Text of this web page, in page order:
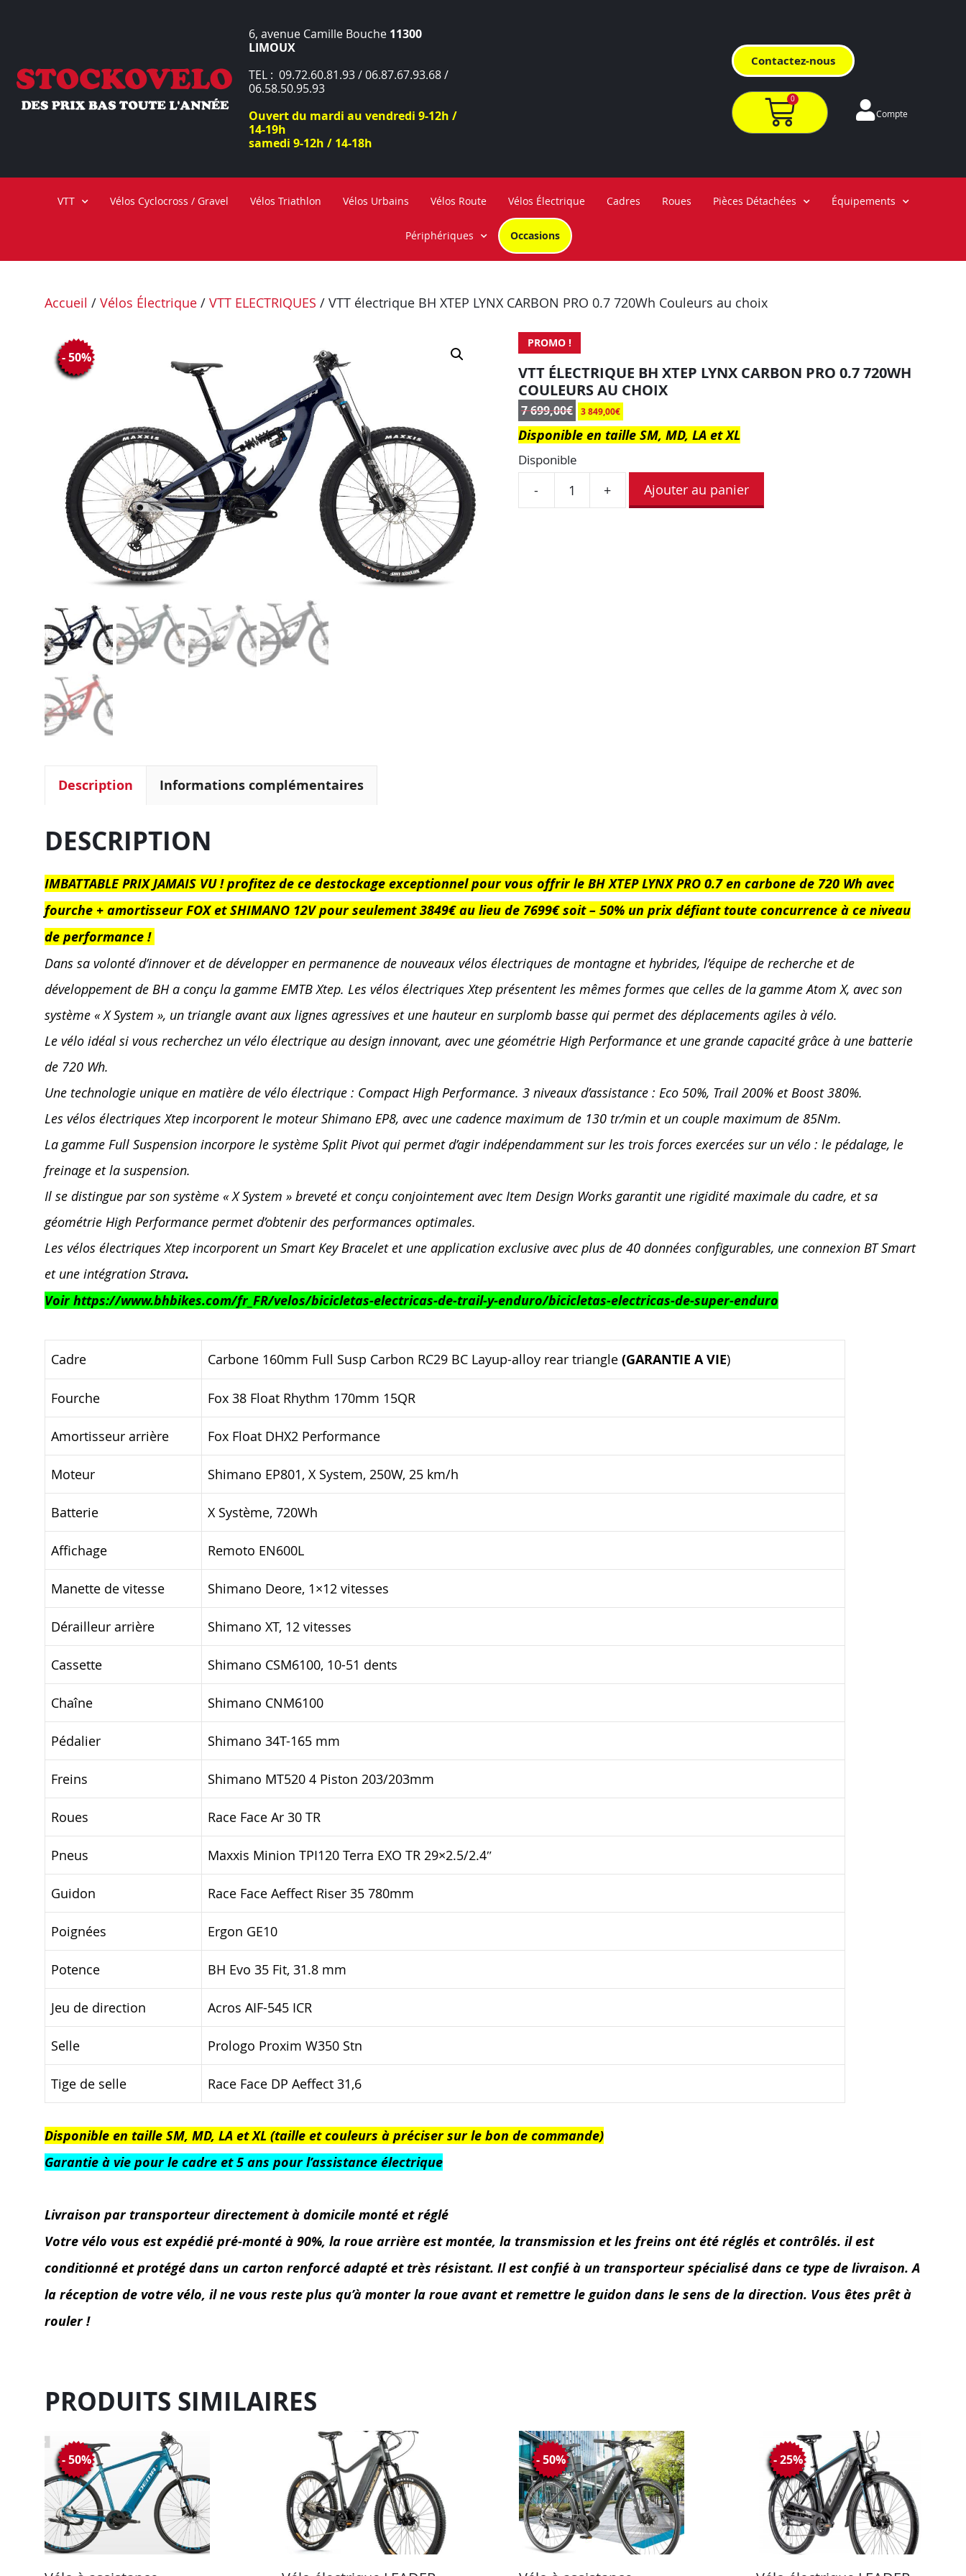
6, avenue Camille Bouche 11300
LIMOUX
TEL : 09.72.60.81.93 / 06.87.67.93.68 /
06.58.50.95.93
Ouvert du mardi au vendredi 9-12h /
14-19h
samedi 9-12h / 14-18h
Contactez-nous
0
Compte
VTT Vélos Cyclocross / Gravel Vélos Triathlon Vélos Urbains Vélos Route Vélos Électrique Cadres Roues Pièces Détachées Équipements
Périphériques Occasions
Accueil / Vélos Électrique / VTT ELECTRIQUES / VTT électrique BH XTEP LYNX CARBON PRO 0.7 720Wh Couleurs au choix
PROMO !
VTT ÉLECTRIQUE BH XTEP LYNX CARBON PRO 0.7 720WH
COULEURS AU CHOIX
7 699,00€ 3 849,00€
- 50%
Disponible en taille SM, MD, LA et XL
Disponible
- + Ajouter au panier
Description Informations complémentaires
DESCRIPTION
IMBATTABLE PRIX JAMAIS VU ! profitez de ce destockage exceptionnel pour vous offrir le BH XTEP LYNX PRO 0.7 en carbone de 720 Wh avec
fourche + amortisseur FOX et SHIMANO 12V pour seulement 3849€ au lieu de 7699€ soit – 50% un prix défiant toute concurrence à ce niveau
de performance !
Dans sa volonté d’innover et de développer en permanence de nouveaux vélos électriques de montagne et hybrides, l’équipe de recherche et de
développement de BH a conçu la gamme EMTB Xtep. Les vélos électriques Xtep présentent les mêmes formes que celles de la gamme Atom X, avec son
système « X System », un triangle avant aux lignes agressives et une hauteur en surplomb basse qui permet des déplacements agiles à vélo.
Le vélo idéal si vous recherchez un vélo électrique au design innovant, avec une géométrie High Performance et une grande capacité grâce à une batterie
de 720 Wh.
Une technologie unique en matière de vélo électrique : Compact High Performance. 3 niveaux d’assistance : Eco 50%, Trail 200% et Boost 380%.
Les vélos électriques Xtep incorporent le moteur Shimano EP8, avec une cadence maximum de 130 tr/min et un couple maximum de 85Nm.
La gamme Full Suspension incorpore le système Split Pivot qui permet d’agir indépendamment sur les trois forces exercées sur un vélo : le pédalage, le
freinage et la suspension.
Il se distingue par son système « X System » breveté et conçu conjointement avec Item Design Works garantit une rigidité maximale du cadre, et sa
géométrie High Performance permet d’obtenir des performances optimales.
Les vélos électriques Xtep incorporent un Smart Key Bracelet et une application exclusive avec plus de 40 données configurables, une connexion BT Smart
et une intégration Strava.
Voir https://www.bhbikes.com/fr_FR/velos/bicicletas-electricas-de-trail-y-enduro/bicicletas-electricas-de-super-enduro
Cadre Carbone 160mm Full Susp Carbon RC29 BC Layup-alloy rear triangle (GARANTIE A VIE)
Fourche Fox 38 Float Rhythm 170mm 15QR
Amortisseur arrière Fox Float DHX2 Performance
Moteur Shimano EP801, X System, 250W, 25 km/h
Batterie X Système, 720Wh
Affichage Remoto EN600L
Manette de vitesse Shimano Deore, 1×12 vitesses
Dérailleur arrière Shimano XT, 12 vitesses
Cassette Shimano CSM6100, 10-51 dents
Chaîne Shimano CNM6100
Pédalier Shimano 34T-165 mm
Freins Shimano MT520 4 Piston 203/203mm
Roues Race Face Ar 30 TR
Pneus Maxxis Minion TPI120 Terra EXO TR 29×2.5/2.4″
Guidon Race Face Aeffect Riser 35 780mm
Poignées Ergon GE10
Potence BH Evo 35 Fit, 31.8 mm
Jeu de direction Acros AIF-545 ICR
Selle Prologo Proxim W350 Stn
Tige de selle Race Face DP Aeffect 31,6
Disponible en taille SM, MD, LA et XL (taille et couleurs à préciser sur le bon de commande)
Garantie à vie pour le cadre et 5 ans pour l’assistance électrique
Livraison par transporteur directement à domicile monté et réglé
Votre vélo vous est expédié pré-monté à 90%, la roue arrière est montée, la transmission et les freins ont été réglés et contrôlés. il est
conditionné et protégé dans un carton renforcé adapté et très résistant. Il est confié à un transporteur spécialisé dans ce type de livraison. A
la réception de votre vélo, il ne vous reste plus qu’à monter la roue avant et remettre le guidon dans le sens de la direction. Vous êtes prêt à
rouler !
PRODUITS SIMILAIRES
- 50% - 50% - 25%